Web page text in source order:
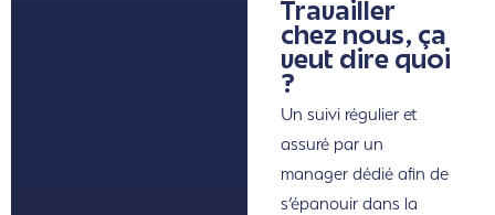
Travailler
chez nous, ça
veut dire quoi
?
Un suivi régulier et
assuré par un
manager dédié afin de
s’épanouir dans la